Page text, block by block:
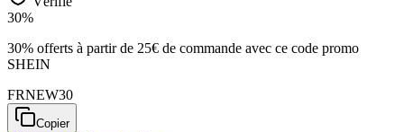
30%
30% offerts à partir de 25€ de commande avec ce code promo
SHEIN
FRNEW30
Copier